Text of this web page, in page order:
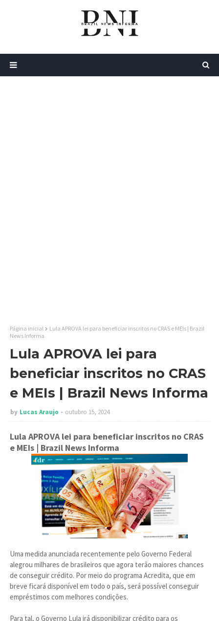
Página inicial
Lula APROVA lei para beneficiar inscritos no CRAS e MEIs | Brazil
News Informa
Lula APROVA lei para
beneficiar inscritos no CRAS
e MEIs | Brazil News Informa
by Lucas Araujo outubro 15, 2024
Lula APROVA lei para beneficiar inscritos no CRAS
e MEIs | Brazil News Informa
Uma medida anunciada recentemente pelo Governo Federal
alegrou milhares de brasileiros que agora terão maiores chances
de conseguir crédito. Por meio do programa Acredita, que em
breve ficará disponível em todo o país, será possível conseguir
empréstimos com melhores condições.
Para tal, o Governo Lula irá disponibilizar crédito para os